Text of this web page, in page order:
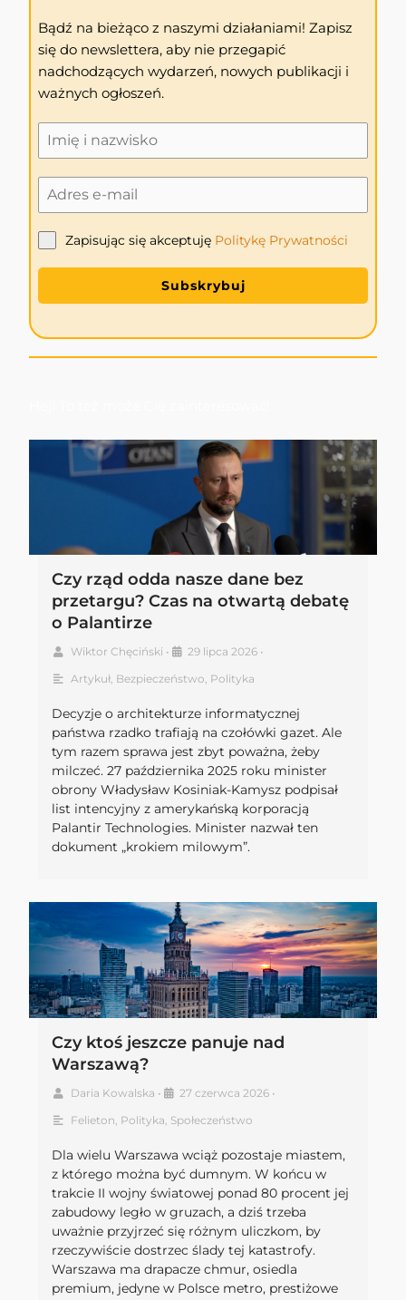
Bądź na bieżąco z naszymi działaniami! Zapisz
się do newslettera, aby nie przegapić
nadchodzących wydarzeń, nowych publikacji i
ważnych ogłoszeń.
Zapisując się akceptuję Politykę Prywatności
Subskrybuj
Czy rząd odda nasze dane bez
przetargu? Czas na otwartą debatę
o Palantirze
Wiktor Chęciński • 29 lipca 2026 •
Artykuł, Bezpieczeństwo, Polityka
Decyzje o architekturze informatycznej
państwa rzadko trafiają na czołówki gazet. Ale
tym razem sprawa jest zbyt poważna, żeby
milczeć. 27 października 2025 roku minister
obrony Władysław Kosiniak-Kamysz podpisał
list intencyjny z amerykańską korporacją
Palantir Technologies. Minister nazwał ten
dokument „krokiem milowym”.
Czy ktoś jeszcze panuje nad
Warszawą?
Daria Kowalska • 27 czerwca 2026 •
Felieton Polityka Społeczeństwo
Dla wielu Warszawa wciąż pozostaje miastem,
z którego można być dumnym. W końcu w
trakcie II wojny światowej ponad 80 procent jej
zabudowy legło w gruzach, a dziś trzeba
uważnie przyjrzeć się różnym uliczkom, by
rzeczywiście dostrzec ślady tej katastrofy.
Warszawa ma drapacze chmur, osiedla
premium, jedyne w Polsce metro, prestiżowe